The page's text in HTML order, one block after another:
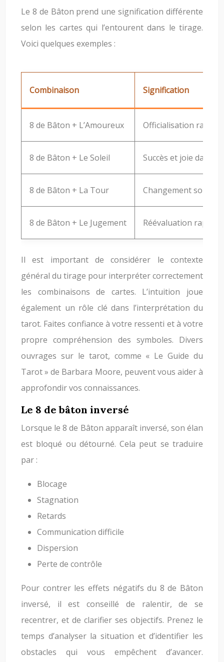
Le 8 de Bâton prend une signification différente
selon les cartes qui l’entourent dans le tirage.
Voici quelques exemples :
Combinaison Signification
8 de Bâton + L’Amoureux Officialisation rapide
8 de Bâton + Le Soleil Succès et joie dans
8 de Bâton + La Tour Changement
8 de Bâton + Le Jugement Réévaluation rapide
Il est important de considérer le contexte
général du tirage pour interpréter correctement
les combinaisons de cartes. L’intuition joue
également un rôle clé dans l’interprétation du
tarot. Faites confiance à votre ressenti et à votre
propre compréhension des symboles. Divers
ouvrages sur le tarot, comme « Le Guide du
Tarot » de Barbara Moore, peuvent vous aider à
approfondir vos connaissances.
Le 8 de bâton inversé
Lorsque le 8 de Bâton apparaît inversé, son élan
est bloqué ou détourné. Cela peut se traduire
par :
Blocage
Stagnation
Retards
Communication difficile
Dispersion
Perte de contrôle
Pour contrer les effets négatifs du 8 de Bâton
inversé, il est conseillé de ralentir, de se
recentrer, et de clarifier ses objectifs. Prenez le
temps d’analyser la situation et d’identifier les
obstacles qui vous empêchent d’avancer.